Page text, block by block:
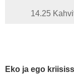
14.25
Eko ja ego